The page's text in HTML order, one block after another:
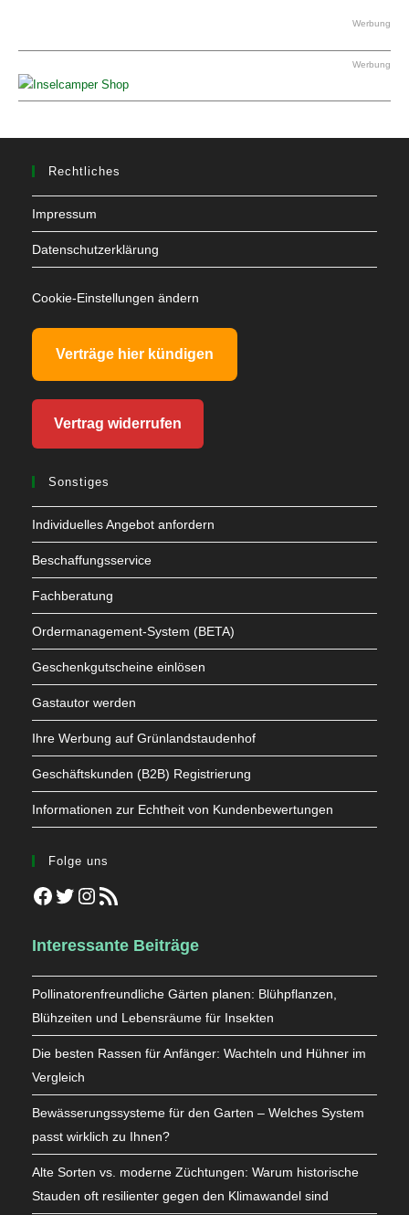
Werbung
Werbung
Rechtliches
Impressum
Datenschutzerklärung
Cookie-Einstellungen ändern
Verträge hier kündigen
Vertrag widerrufen
Sonstiges
Individuelles Angebot anfordern
Beschaffungsservice
Fachberatung
Ordermanagement-System (BETA)
Geschenkgutscheine einlösen
Gastautor werden
Ihre Werbung auf Grünlandstaudenhof
Geschäftskunden (B2B) Registrierung
Informationen zur Echtheit von Kundenbewertungen
Folge uns
Facebook
TwitterInstagram
RSS-Feed
Interessante Beiträge
Pollinatorenfreundliche Gärten planen: Blühpflanzen,
Blühzeiten und Lebensräume für Insekten
Die besten Rassen für Anfänger: Wachteln und Hühner im
Vergleich
Bewässerungssysteme für den Garten – Welches System
passt wirklich zu Ihnen?
Alte Sorten vs. moderne Züchtungen: Warum historische
Stauden oft resilienter gegen den Klimawandel sind